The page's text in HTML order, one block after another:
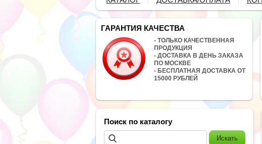
ГАРАНТИЯ КАЧЕСТВА
- ТОЛЬКО КАЧЕСТВЕННАЯ
ПРОДУКЦИЯ
- ДОСТАВКА В ДЕНЬ ЗАКАЗА
ПО МОСКВЕ
- БЕСПЛАТНАЯ ДОСТАВКА ОТ
15000 РУБЛЕЙ
Поиск по каталогу